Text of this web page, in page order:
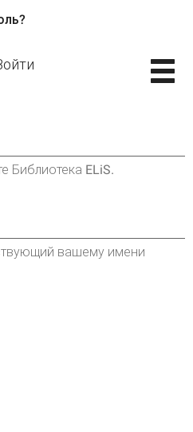
Библиотека ELiS.
вашему имени